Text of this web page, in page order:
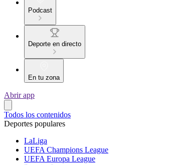
Podcast
Deporte en directo
En tu zona
Abrir app
Todos los contenidos
Deportes populares
LaLiga
UEFA Champions League
UEFA Europa League